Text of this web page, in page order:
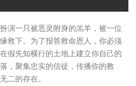
演一只被恶灵附身的羔羊，被一位
救下。为了报答救命恩人，你必须
假先知横行的土地上建立你自己的
，聚集忠实的信徒，传播你的教
二的存在。